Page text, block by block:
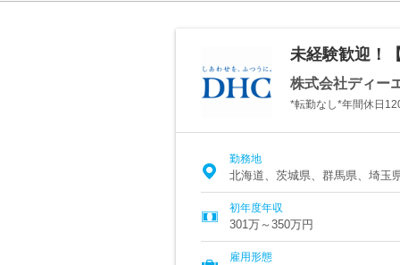
未経験歓迎！
株式会社ディー
*転勤なし*年間休日
勤務地
北海道、茨城県、群馬県、埼玉
初年度年収
301万～350万円
雇用形態